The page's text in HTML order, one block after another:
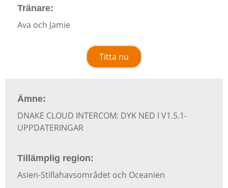
Tränare:
Ava och Jamie
Titta nu
Ämne:
DNAKE CLOUD INTERCOM: DYK NED I V1.5.1-
UPPDATERINGAR
Tillämplig region:
Asien-Stillahavsområdet och Oceanien